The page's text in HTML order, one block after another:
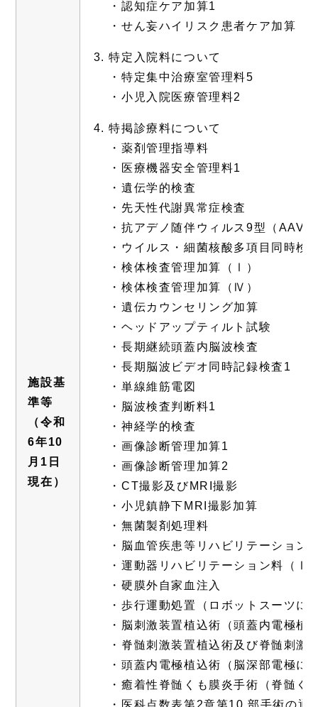
施設基
準等
（令和
6年10
月1日
現在）
・認知症ケア加算1
・せん妄ハイリスク患者ケア加算
特定入院料について
・特定集中治療室管理料5
・小児入院医療管理料2
特掲診療料について
・薬剤管理指導料
・医療機器安全管理料1
・遺伝学的検査
・先天性代謝異常症検査
・抗アデノ随伴ウィルス9型（AAV9
・ウイルス・細菌核酸多項目同時検
・検体検査管理加算（Ⅰ）
・検体検査管理加算（Ⅳ）
・遺伝カウンセリング加算
・ヘッドアップティルト試験
・長期継続頭蓋内脳波検査
・長期脳波ビデオ同時記録検査1
・単線維筋電図
・脳波検査判断料1
・神経学的検査
・画像診断管理加算1
・画像診断管理加算2
・CT撮影及びMRI撮影
・小児鎮静下MRI撮影加算
・無菌製剤処理料
・脳血管疾患等リハビリテーション
・運動器リハビリテーション料（Ⅰ
・硬膜外自家血注入
・歩行運動処置（ロボットスーツに
・脳刺激装置植込術（頭蓋内電極植
・脊髄刺激装置植込術及び脊髄刺激
・頭蓋内電極植込術（脳深部電極に
・癒着性脊髄くも膜炎手術（脊髄く
・医科点数表第2章第10 部手術の